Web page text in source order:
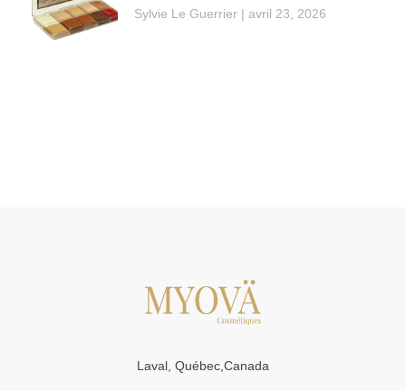
Sylvie Le Guerrier avril 23, 2026
Laval, Québec,Canada